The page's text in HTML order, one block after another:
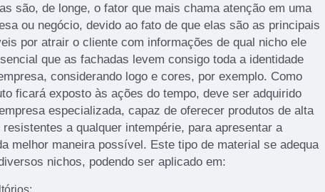
são, de longe, o fator que mais chama atenção em uma
ou negócio, devido ao fato de que elas são as principais
por atrair o cliente com informações de qual nicho ele
que as fachadas levem consigo toda a identidade
considerando logo e cores, por exemplo. Como
ficará exposto às ações do tempo, deve ser adquirido
especializada, capaz de oferecer produtos de alta
resistentes a qualquer intempérie, para apresentar a
melhor maneira possível. Este tipo de material se adequa
nichos, podendo ser aplicado em: